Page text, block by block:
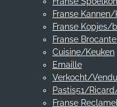
Franse
Franse
Franse
Cuisine/Keuken
Emaille
Verkocht/Vendu
Pastis51/
Franse